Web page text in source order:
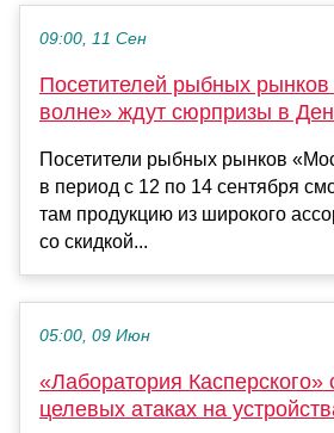
09:00, 11 Сен
Посетителей рыбных
волне» ждут сюрпризы в
Посетители рыбных рынков
в период с 12 по 14 сентября
там продукцию из широкого
со скидкой...
05:00, 09 Июн
«Лаборатория Касперского»
целевых атаках на